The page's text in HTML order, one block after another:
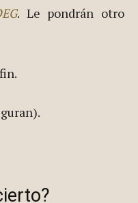
. Le pondrán otro